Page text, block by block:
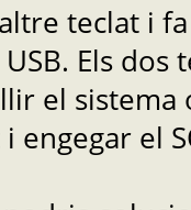
teclat i
Els
el
engegar el